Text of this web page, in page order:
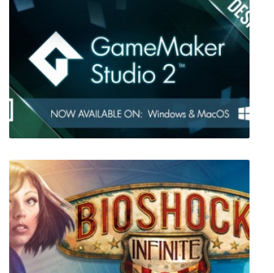
SimAirport
GameMaker Studio 2